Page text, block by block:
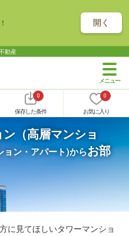
開く
動産
0
保存した条件
0
お気に入り
（高層マンショ
ョン・アパート)からお部
に見てほしいタワーマンショ